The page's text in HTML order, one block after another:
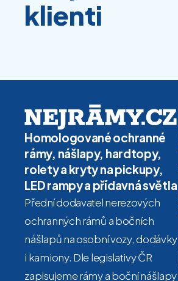
klienti
Homologované ochranné
rámy, nášlapy, hardtopy,
rolety a kryty na pickupy,
LED rampy a přídavná světla
Přední dodavatel nerezových
ochranných rámů a bočních
nášlapů na osobní vozy, dodávky
i kamiony. Dle legislativy ČR
zapisujeme rámy a boční nášlapy